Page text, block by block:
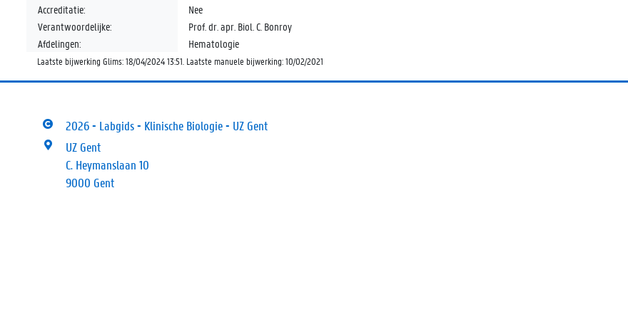
Accreditatie:
Nee
Verantwoordelijke:
Prof. dr. apr. Biol. C. Bonroy
Afdelingen:
Hematologie
Laatste bijwerking Glims: 18/04/2024 13:51. Laatste manuele bijwerking: 10/02/2021
2026 - Labgids - Klinische Biologie - UZ Gent
UZ Gent
C. Heymanslaan 10
9000 Gent